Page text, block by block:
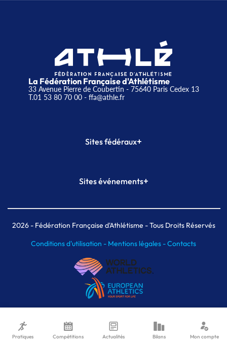
La Fédération Française d'Athlétisme
33 Avenue Pierre de Coubertin - 75640 Paris Cedex 13
T.01 53 80 70 00- ffa@athle.fr
Sites fédéraux+
Plateforme Formation
Sites événements+
Meeting de Paris indoor
MAIF Ekiden de Paris
2026- Fédération Française d'Athlétisme - Tous Droits Réservés
Conditions d'utilisation - Mentions légales -Contacts
Pratiques Compétitions Actualités Bilans Mon compte